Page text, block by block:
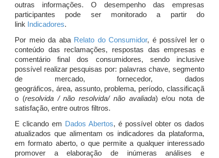
outras informações. O desempenho das empresas
participantes pode ser monitorado a partir do
link Indicadores.
Por meio da aba Relato do Consumidor, é possível ler o
conteúdo das reclamações, respostas das empresas e
comentário final dos consumidores, sendo inclusive
possível realizar pesquisas por: palavras chave, segmento
de mercado, fornecedor, dados
geográficos, área, assunto, problema, período, classificaçã
o (resolvida / não resolvida/ não avaliada) e/ou nota de
satisfação, entre outros filtros.
E clicando em Dados Abertos, é possível obter os dados
atualizados que alimentam os indicadores da plataforma,
em formato aberto, o que permite a qualquer interessado
promover a elaboração de inúmeras análises e